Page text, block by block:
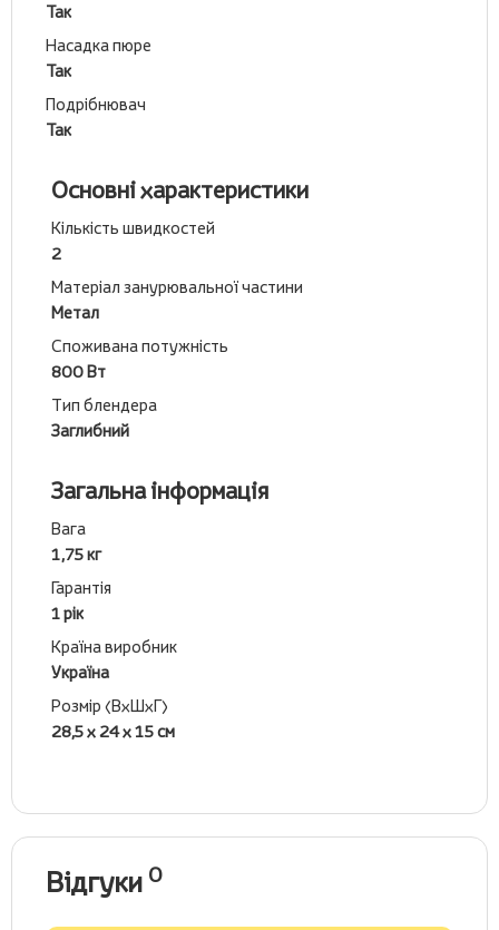
Так
Насадка пюре
Так
Подрібнювач
Так
Основні характеристики
Кількість швидкостей
2
Матеріал занурювальної частини
Метал
Споживана потужність
800 Вт
Тип блендера
Заглибний
Загальна інформація
Вага
1,75 кг
Гарантія
1 рік
Країна виробник
Україна
Розмір (ВхШхГ)
28,5 х 24 х 15 см
Відгуки 0